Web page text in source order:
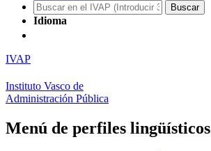
Idioma
IVAP
Instituto Vasco de
Administración Pública
Menú de perfiles lingüísticos